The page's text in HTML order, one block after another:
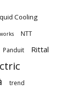
Cooling
NTT
Panduit Rittal
trend